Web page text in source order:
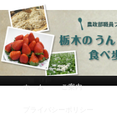
農政部職員ブ
もの食べ歩き
メインコンテンツへ移動
サブコンテンツへ移動
ホーム ご案内